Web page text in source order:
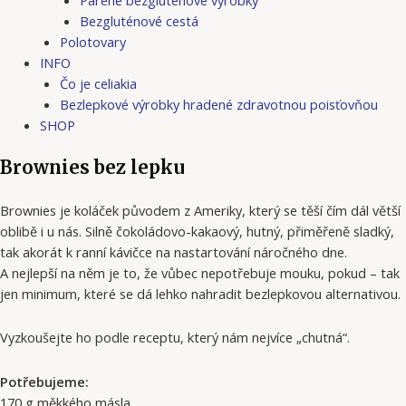
Bezgluténové cestá
Polotovary
INFO
Čo je celiakia
Bezlepkové výrobky hradené zdravotnou poisťovňou
SHOP
Brownies bez lepku
Brownies je koláček původem z Ameriky, který se těší čím dál větší
oblibě i u nás. Silně čokoládovo-kakaový, hutný, přiměřeně sladký,
tak akorát k ranní kávičce na nastartování náročného dne.
A nejlepší na něm je to, že vůbec nepotřebuje mouku, pokud – tak
jen minimum, které se dá lehko nahradit bezlepkovou alternativou.
Vyzkoušejte ho podle receptu, který nám nejvíce „chutná“.
Potřebujeme:
170 g měkkého másla